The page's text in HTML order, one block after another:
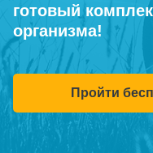
готовый
организма!
Пройти